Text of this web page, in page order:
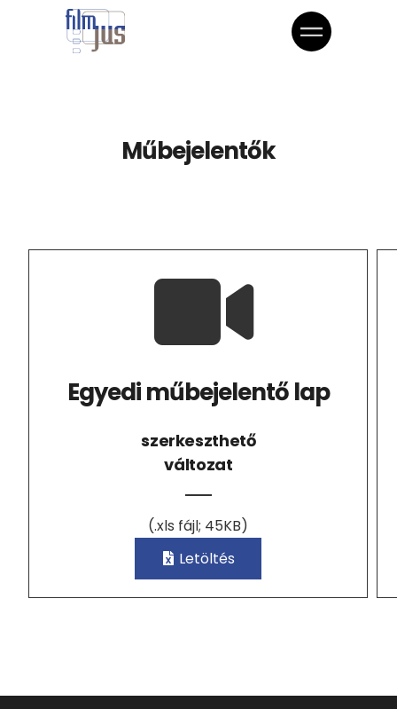
Műbejelentők
Egyedi műbejelentő lap
szerkeszthető
változat
(.xls fájl; 45KB)
Letöltés